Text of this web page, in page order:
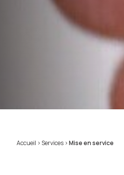
Accueil >Services >Mise en service